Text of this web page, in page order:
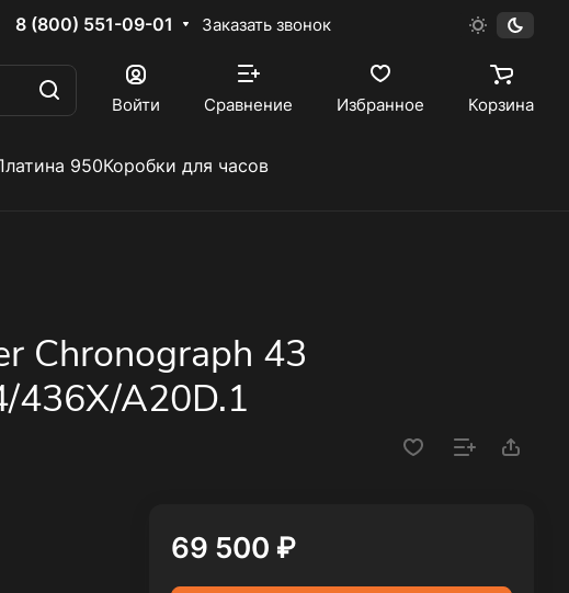
8 (800) 551-09-01 Заказать звонок
Войти Сравнение Избранное Корзина
950Коробки для часов
Chronograph 43
436X/A20D.1
69 500 ₽